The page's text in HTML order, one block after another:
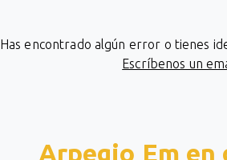
encontrado algún error o tienes
Escríbenos un
Arpegio Em en